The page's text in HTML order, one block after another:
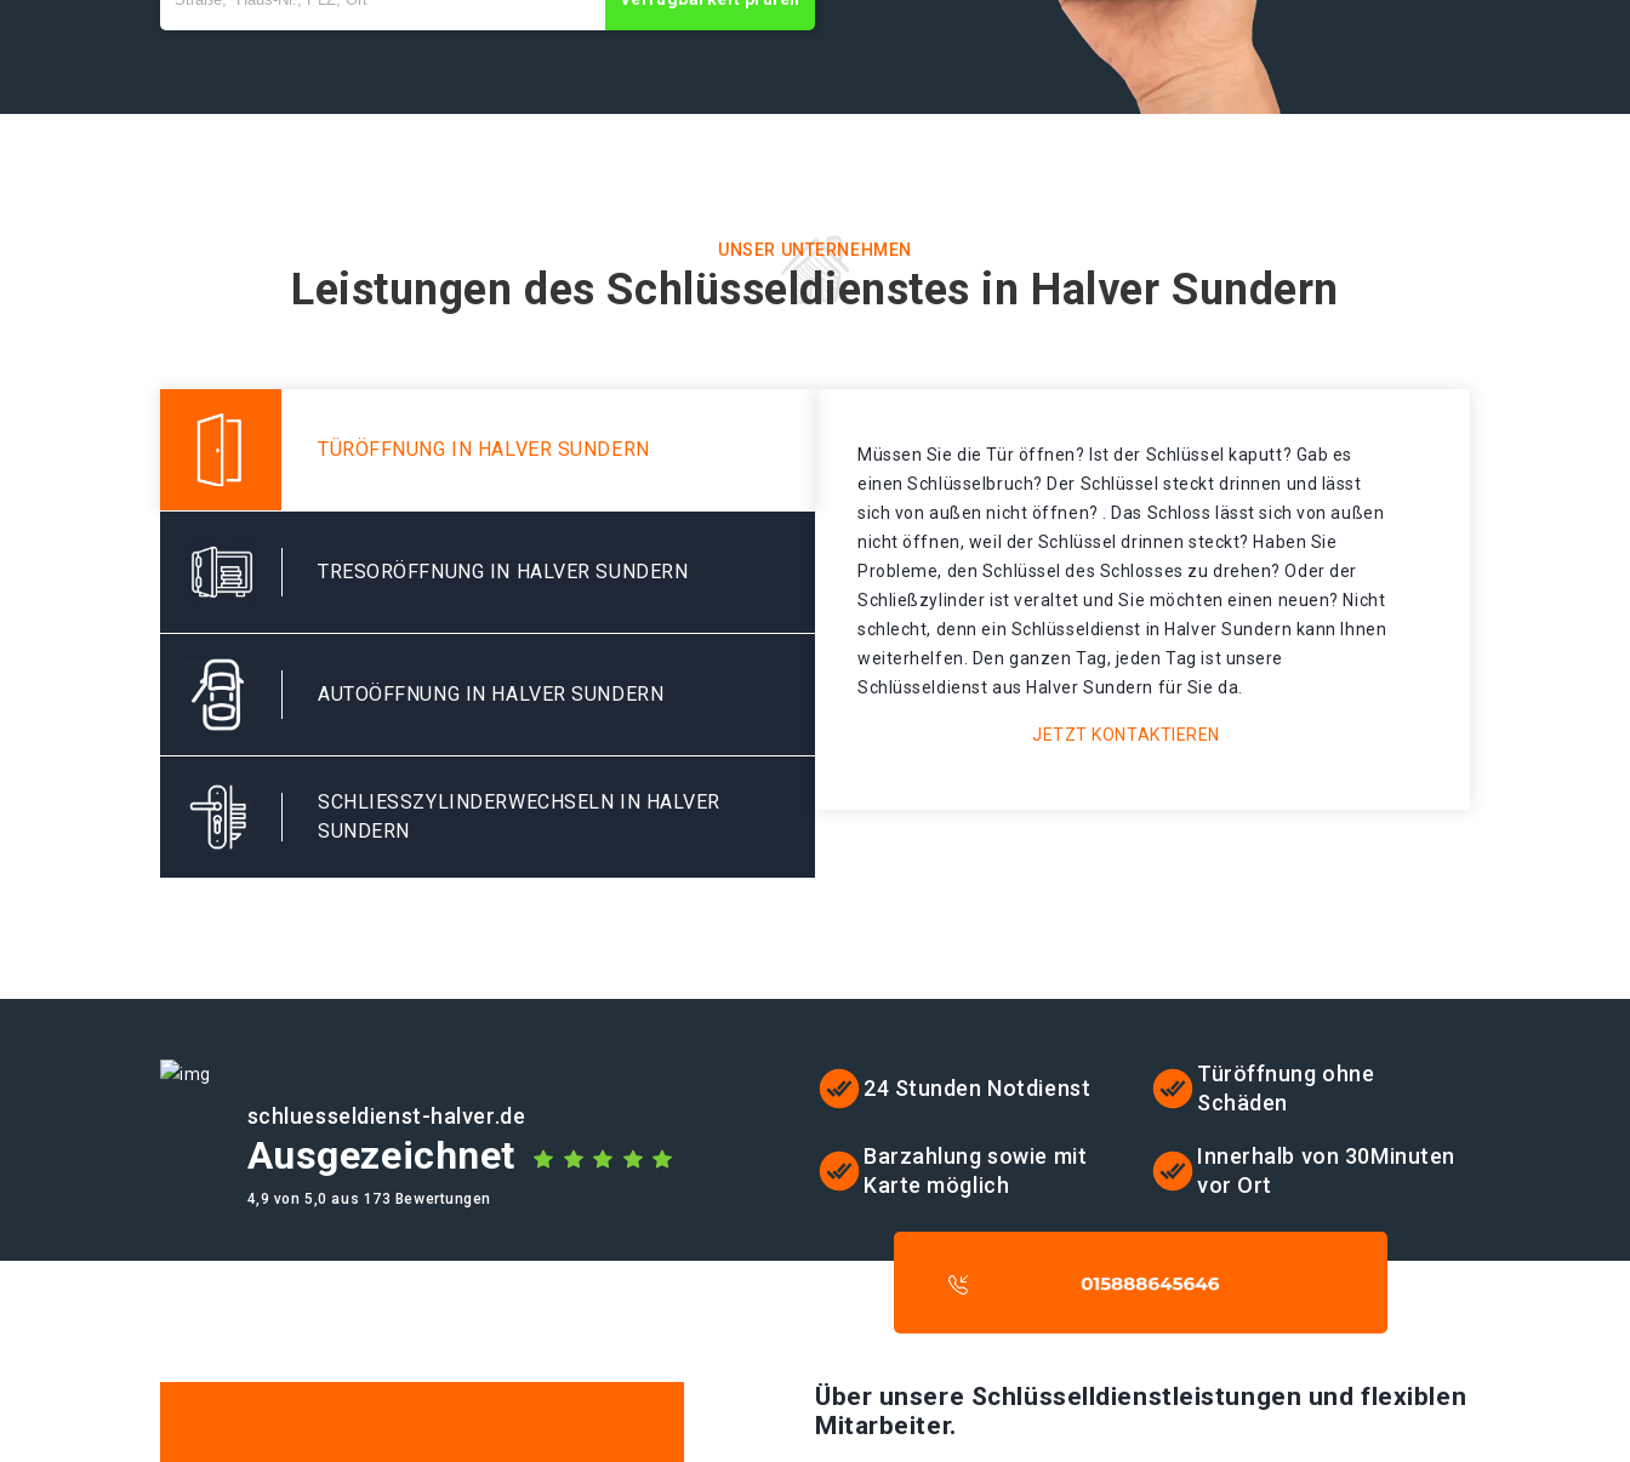
UNSER UNTERNEHMEN
Leistungen des Schlüsseldienstes in Halver Sundern
TÜRÖFFNUNG IN HALVER SUNDERN
TRESORÖFFNUNG IN HALVER SUNDERN
AUTOÖFFNUNG IN HALVER SUNDERN
SCHLIESSZYLINDERWECHSELN IN HALVER S
UNDERN
Müssen Sie die Tür öffnen? Ist der Schlüssel kaputt? Gab es
einen Schlüsselbruch? Der Schlüssel steckt drinnen und lässt
sich von außen nicht öffnen? . Das Schloss lässt sich von außen
nicht öffnen, weil der Schlüssel drinnen steckt? Haben Sie
Probleme, den Schlüssel des Schlosses zu drehen? Oder der
Schließzylinder ist veraltet und Sie möchten einen neuen? Nicht
schlecht, denn ein Schlüsseldienst in Halver Sundern kann Ihnen
weiterhelfen. Den ganzen Tag, jeden Tag ist unsere
Schlüsseldienst aus Halver Sundern für Sie da.
JETZT KONTAKTIEREN
schluesseldienst-halver.de
Ausgezeichnet
4,9 von 5,0 aus 173 Bewertungen
24 Stunden Notdienst
Türöffnung ohne
Schäden
Barzahlung sowie mit
Karte möglich
Innerhalb von 30Minuten
vor Ort
Über unsere Schlüsselldienstleistungen und flexiblen
Mitarbeiter.